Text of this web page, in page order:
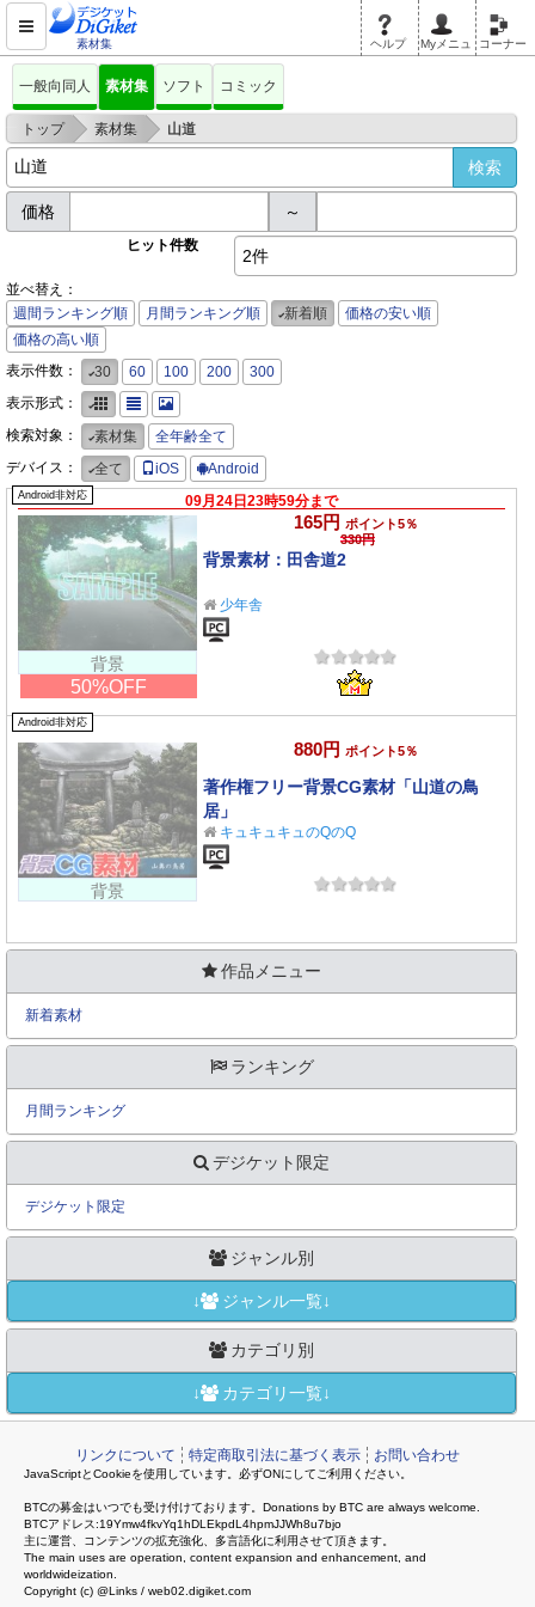
素材集 ヘルプ Myメニュ コーナー
一般向同人 素材集 ソフト コミック
トップ > 素材集 > 山道
価格 ～
ヒット件数
2件
並べ替え：
週間ランキング順
月間ランキング順 新着順
価格の安い順
価格の高い順
表示件数：
30 60 100 200
300
表示形式：
検索対象：
素材集
全年齢全て
デバイス：
全て iOS
Android
09月24日23時59分まで
Android非対応
背景
50%OFF
165円 ポイント5％
330円
背景素材：田舎道2
少年舎
Android非対応
背景
880円 ポイント5％
著作権フリー背景CG素材「山道の鳥
居」
キュキュキュのQのQ
作品メニュー
新着素材
ランキング
月間ランキング
デジケット限定
デジケット限定
ジャンル別
↓ ジャンル一覧↓
カテゴリ別
↓ カテゴリ一覧↓
リンクについて 特定商取引法に基づく表示 お問い合わせ
JavaScriptとCookieを使用しています。必ずONにしてご利用ください。
BTCの募金はいつでも受け付けております。Donations by BTC are always welcome.
BTCアドレス:19Ymw4fkvYq1hDLEkpdL4hpmJJWh8u7bjo
主に運営、コンテンツの拡充強化、多言語化に利用させて頂きます。
The main uses are operation, content expansion and enhancement, and
worldwideization.
Copyright (c) @Links / web02.digiket.com